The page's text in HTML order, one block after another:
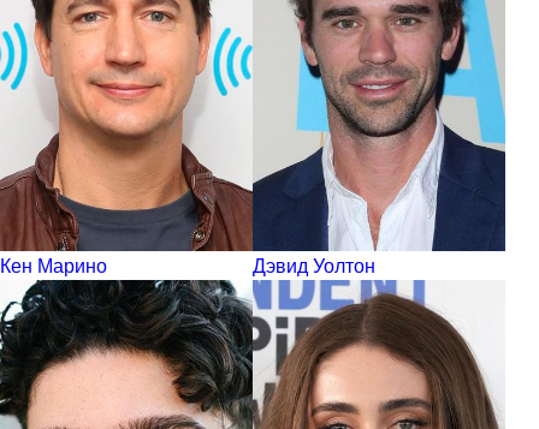
Кен Марино Дэвид Уолтон